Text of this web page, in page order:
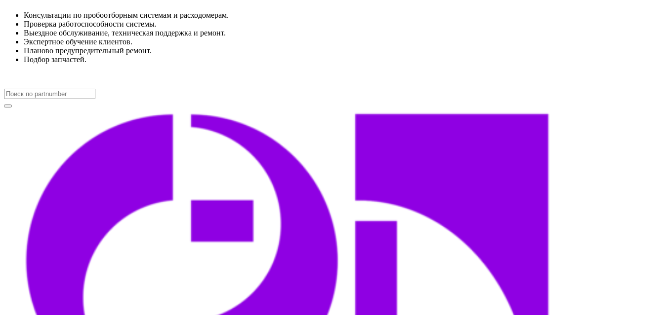
Консультации по пробоотборным системам и расходомерам.
Проверка работоспособности системы.
Выездное обслуживание, техническая поддержка и ремонт.
Экспертное обучение клиентов.
Планово предупредительный ремонт.
Подбор запчастей.